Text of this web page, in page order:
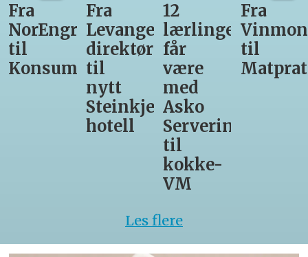
12
lærlinger
får
være
Servering
Fra
Vinmonopolet
til
Matprat
Gir seg
som
daglig
leder
hos
Den
Glade
Gris
Ny
daglig
leder
for
Les flere